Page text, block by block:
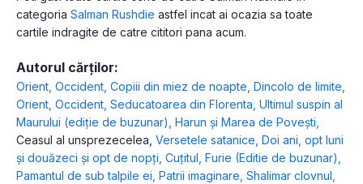
categoria Salman Rushdie astfel incat ai ocazia sa toate
cartile indragite de catre cititori pana acum.
Autorul cărților:
Orient, Occident, Copiii din miez de noapte, Dincolo de limite,
Orient, Occident, Seducatoarea din Florenta, Ultimul suspin al
Maurului (ediție de buzunar), Harun şi Marea de Poveşti,
Ceasul al unsprezecelea, Versetele satanice, Doi ani, opt luni
şi douăzeci şi opt de nopţi, Cuţitul , Furie (Editie de buzunar),
Pamantul de sub talpile ei, Patrii imaginare, Shalimar clovnul ,